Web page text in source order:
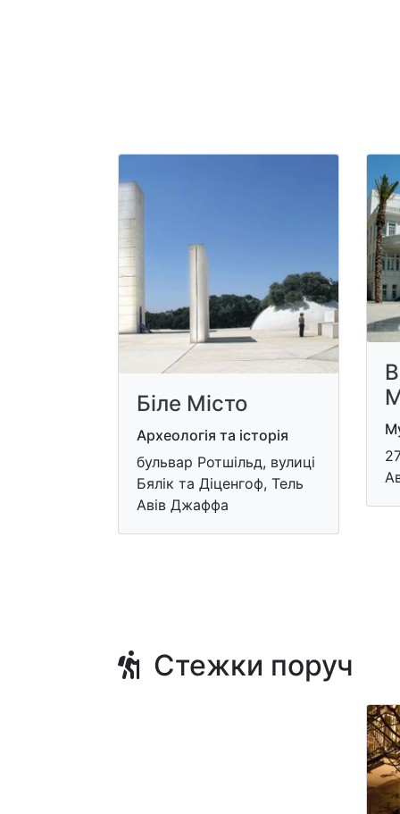
Біле Місто
Археологія та історія
бульвар Ротшільд, вулиці
Бялік та Діценгоф, Тель
Авів Джаффа
Стежки поруч